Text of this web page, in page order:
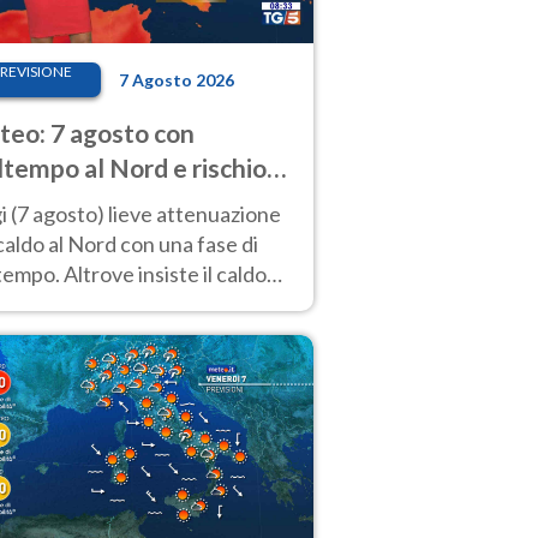
7 Agosto 2026
7 agosto con
al Nord e rischio
Altrove caldo
(7 agosto) lieve attenuazione
al Nord con una fase di
Altrove insiste il caldo